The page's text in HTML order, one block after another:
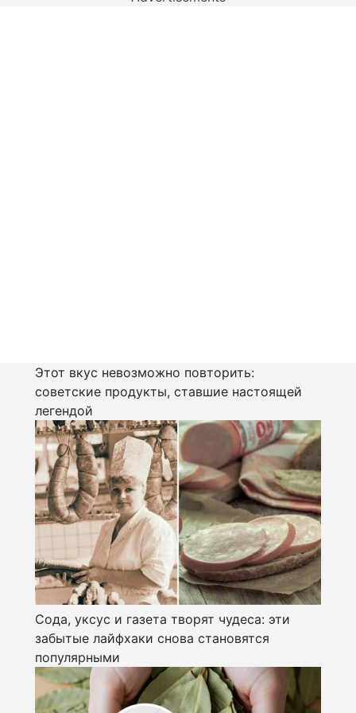
Этот вкус невозможно повторить:
советские продукты, ставшие настоящей
легендой
Сода, уксус и газета творят чудеса: эти
забытые лайфхаки снова становятся
популярными